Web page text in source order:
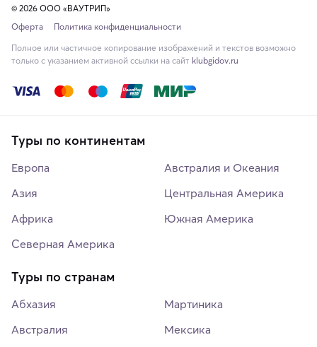
© 2026 ООО «ВАУТРИП»
Оферта
Политика конфиденциальности
Полное или частичное копирование изображений и текстов возможно
только с указанием активной ссылки на сайт klubgidov.ru
Туры по континентам
Европа
Азия
Африка
Северная Америка
Австралия и Океания
Центральная Америка
Южная Америка
Туры по странам
Абхазия
Австралия
Мартиника
Мексика